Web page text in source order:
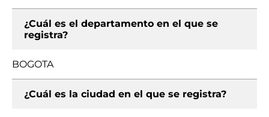
¿Cuál es el departamento en el que se
registra?
BOGOTA
¿Cuál es la ciudad en el que se registra?